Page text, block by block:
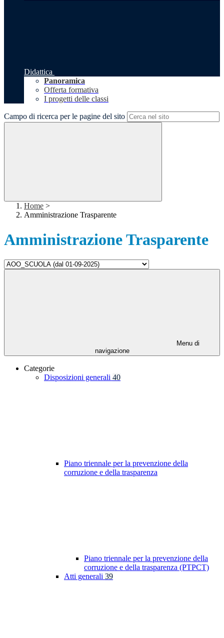
Didattica
Panoramica
Offerta formativa
I progetti delle classi
Campo di ricerca per le pagine del sito
Home >
Amministrazione Trasparente
Amministrazione Trasparente
Menu di
navigazione
Categorie
Disposizioni generali 40
Piano triennale per la prevenzione della
corruzione e della trasparenza
Piano triennale per la prevenzione della
corruzione e della trasparenza (PTPCT)
Atti generali 39